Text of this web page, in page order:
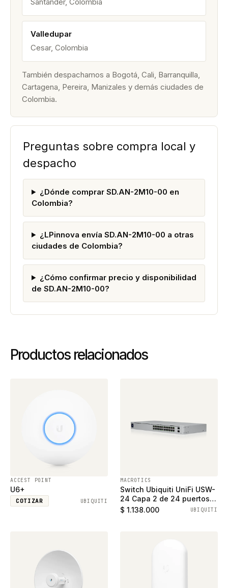
Valledupar
Cesar, Colombia
También despachamos a Bogotá, Cali, Barranquilla,
Cartagena, Pereira, Manizales y demás ciudades de
Colombia.
Preguntas sobre compra local y
despacho
¿Dónde comprar SD.AN-2M10-00 en
Colombia?
¿LPinnova envía SD.AN-2M10-00 a otras
ciudades de Colombia?
¿Cómo confirmar precio y disponibilidad
de SD.AN-2M10-00?
Productos relacionados
ACCEST POINT
U6+
COTIZAR UBIQUITI
MACROTICS
Switch Ubiquiti UniFi USW-
24 Capa 2 de 24 puertos
ethernet gigabit y 2
$ 1.138.000 UBIQUITI